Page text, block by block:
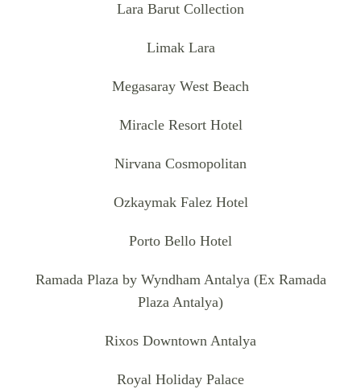
Lara Barut Collection
Limak Lara
Megasaray West Beach
Miracle Resort Hotel
Nirvana Cosmopolitan
Ozkaymak Falez Hotel
Porto Bello Hotel
Ramada Plaza by Wyndham Antalya (Ex Ramada
Plaza Antalya)
Rixos Downtown Antalya
Royal Holiday Palace